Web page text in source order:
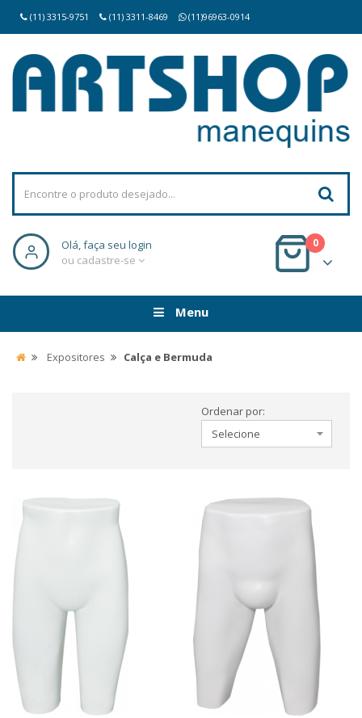
(11) 3315-9751 (11) 3311-8469 (11)96963-0914
Olá, faça seu login
ou cadastre-se
0
Menu
Expositores Calça e Bermuda
Ordenar por: